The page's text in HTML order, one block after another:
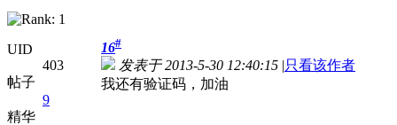
UID
403
帖子
9
精华
16#
发表于 2013-5-30 12:40:15 |只看该作者
我还有验证码，加油